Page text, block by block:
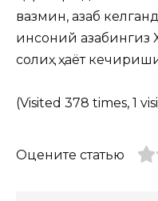
вазмин, ғазаб
инсоний ғазабингиз
солиҳ ҳаёт
(Visited 378 times, 1
Оцените статью